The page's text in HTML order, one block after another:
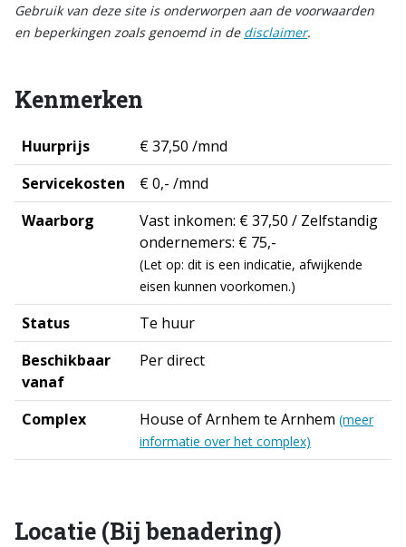
Gebruik van deze site is onderworpen aan de voorwaarden
en beperkingen zoals genoemd in de disclaimer.
Kenmerken
Huurprijs
€ 37,50 /mnd
Servicekosten
€ 0,- /mnd
Waarborg
Vast inkomen: € 37,50 / Zelfstandig
ondernemers: € 75,-
(Let op: dit is een indicatie, afwijkende
eisen kunnen voorkomen.)
Status
Te huur
Beschikbaar
vanaf
Per direct
Complex House of Arnhem te Arnhem (meer
informatie over het complex)
Locatie (Bij benadering)